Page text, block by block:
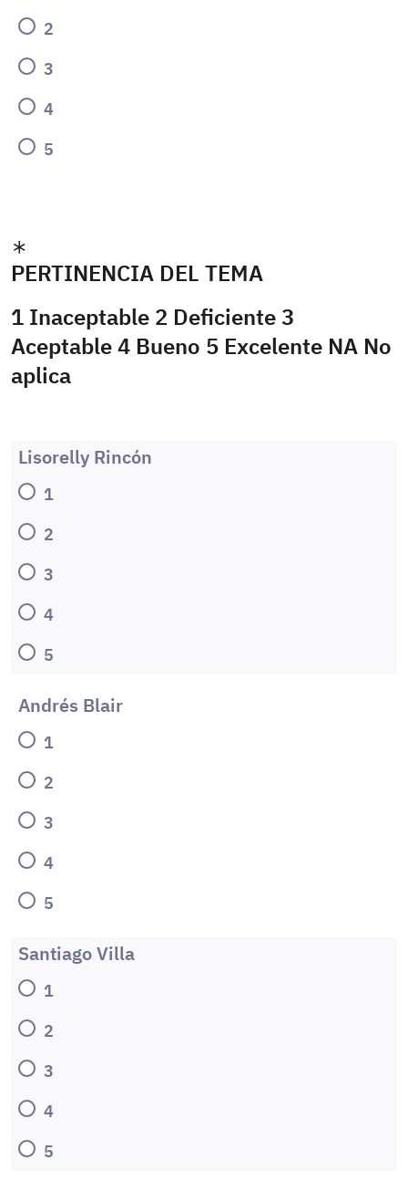
2
3
4
5
PERTINENCIA DEL TEMA
1 Inaceptable 2 Deficiente 3
Aceptable 4 Bueno 5 Excelente NA No
aplica
Lisorelly Rincón
1
2
3
4
5
Andrés Blair
1
2
3
4
5
Santiago Villa
1
2
3
4
5